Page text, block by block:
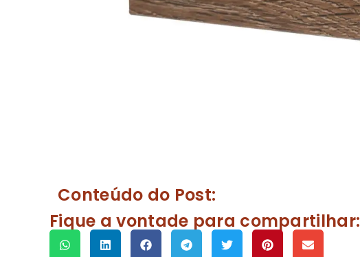
Conteúdo do Post:
Fique a vontade para compartilhar: